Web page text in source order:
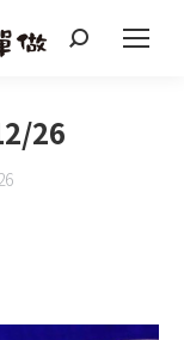
搜
26